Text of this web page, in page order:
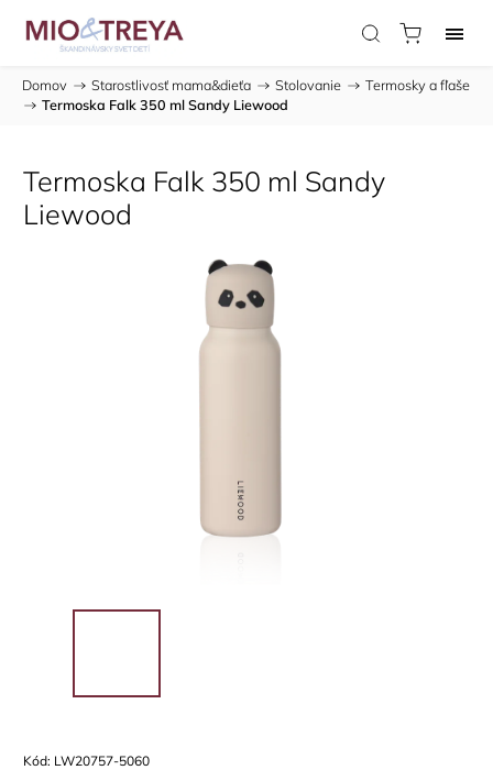
Domov / Starostlivosť mama&dieťa / Stolovanie /
Termosky a fľaše
/
Termoska Falk 350 ml Sandy Liewood
Termoska Falk 350 ml Sandy
Liewood
Kód: LW20757-5060